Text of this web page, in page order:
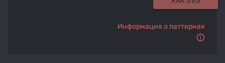
Информация о паттернах